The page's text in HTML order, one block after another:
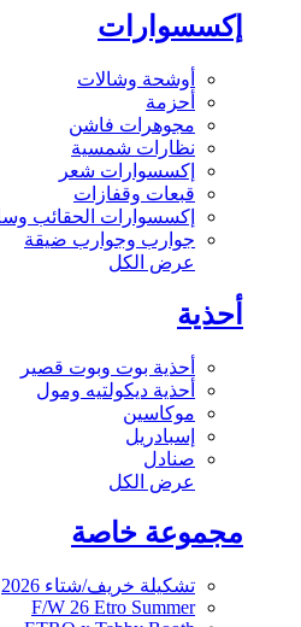
إكسسوارات
أوشحة وشالات
أحزمة
مجوهرات فاشن
نظارات شمسية
إكسسوارات شعر
قبعات وقفازات
إكسسوارات الحقائب وسلاسل
جوارب وجوارب ضيقة
عرض الكل
أحذية بوت وبوت قصير
أحذية ديكولتيه ومول
موكاسين
إسبادريل
صنادل
عرض الكل
مجموعة خاصة
تشكيلة خريف/شتاء 2026
F/W 26 Etro Summer